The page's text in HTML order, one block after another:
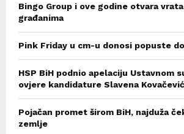
Bingo Group i ove godine otvara
građanima
Pink Friday u cm-u donosi popuste
HSP BiH podnio apelaciju Ustavnom
ovjere kandidature Slavena
Pojačan promet širom BiH, najduža
zemlje